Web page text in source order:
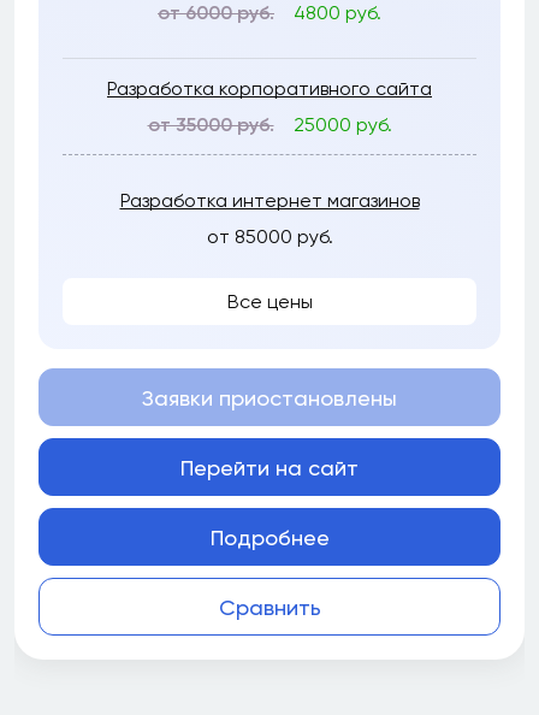
от 6000 руб.
4800 руб.
Разработка корпоративного сайта
от 35000 руб.
25000 руб.
Разработка интернет магазинов
от 85000 руб.
Все цены
Сравнить
Заявки приостановлены
Перейти на сайт
Подробнее